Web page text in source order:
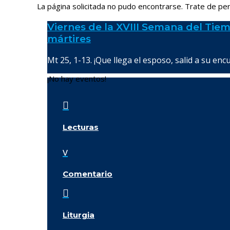
La página solicitada no pudo encontrarse. Trate de
Viernes de la XVIII Semana del
mártires
Mt 25, 1-13. ¡Que llega el esposo, salid a su
¡No hay eventos!

Lecturas
v
Comentario

Liturgia